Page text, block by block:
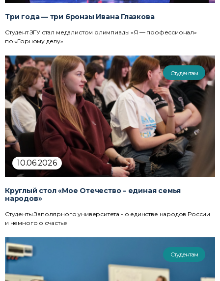
Три года — три бронзы Ивана Глазкова
Студент ЗГУ стал медалистом олимпиады «Я — профессионал»
по «Горному делу»
Студентам
10.06.2026
Круглый стол «Мое Отечество – единая семья
народов»
Студенты Заполярного университета - о единстве народов России
и немного о счастье
Студентам